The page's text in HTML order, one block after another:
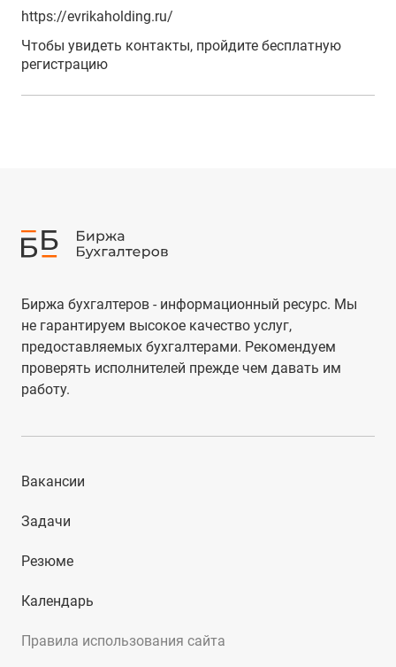
https://evrikaholding.ru/
Чтобы увидеть контакты, пройдите бесплатную
регистрацию
Биржа бухгалтеров - информационный ресурс. Мы
не гарантируем высокое качество услуг,
предоставляемых бухгалтерами. Рекомендуем
проверять исполнителей прежде чем давать им
работу.
Правила использования сайта
Вакансии
Задачи
Резюме
Календарь